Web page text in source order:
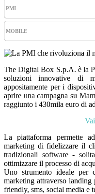
PMI
MOBILE
The Digital Box S.p.A. è la
soluzioni innovative di
appositamente per i
aprire una campagna su
raggiunto i 430mila euro di
La piattaforma permette
marketing di fidelizzare il
tradizionali software -
ottimizzare il processo di
Uno strumento ideale per
marketing attraverso
friendly, sms, social media e